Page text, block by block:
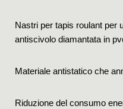
Nastri per tapis roulant per
antiscivolo diamantata in
Materiale antistatico che
Riduzione del consumo